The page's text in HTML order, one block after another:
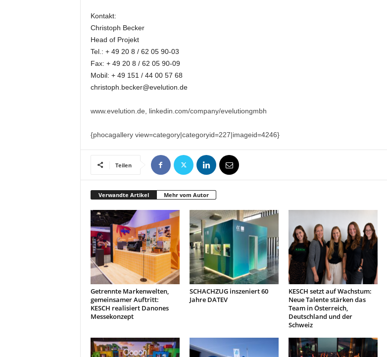
Kontakt:
Christoph Becker
Head of Projekt
Tel.: + 49 20 8 / 62 05 90-03
Fax: + 49 20 8 / 62 05 90-09
Mobil: + 49 151 / 44 00 57 68
christoph.becker@evelution.de
www.evelution.de, linkedin.com/company/evelutiongmbh
{phocagallery view=category|categoryid=227|imageid=4246}
Teilen
Verwandte Artikel Mehr vom Autor
Getrennte Markenwelten,
gemeinsamer Auftritt:
KESCH realisiert Danones
Messekonzept
SCHACHZUG inszeniert 60
Jahre DATEV
KESCH setzt auf Wachstum:
Neue Talente stärken das
Team in Österreich,
Deutschland und der
Schweiz